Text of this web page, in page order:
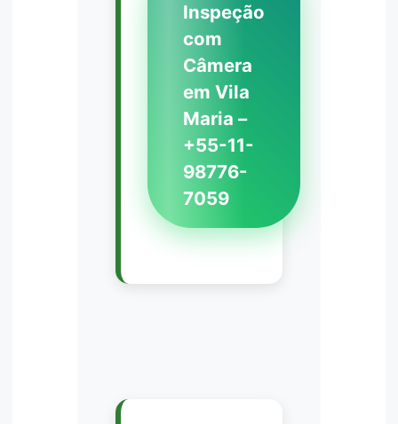
Inspeção
com
Câmera
em Vila
Maria –
+55-11-
98776-
7059